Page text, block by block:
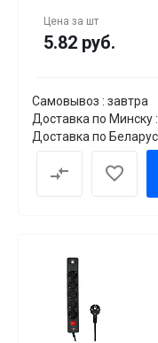
Цена за шт
5.82 руб.
Самовывоз : завтра
Доставка по Минску
Доставка по